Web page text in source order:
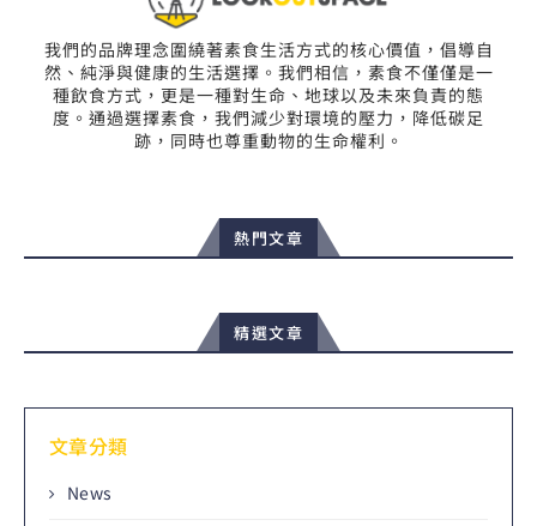
我們的品牌理念圍繞著素食生活方式的核心價值，倡導自
然、純淨與健康的生活選擇。我們相信，素食不僅僅是一
種飲食方式，更是一種對生命、地球以及未來負責的態
度。通過選擇素食，我們減少對環境的壓力，降低碳足
跡，同時也尊重動物的生命權利。
熱門文章
精選文章
文章分類
News